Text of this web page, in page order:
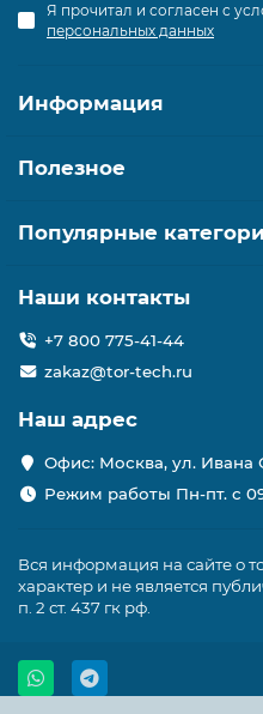
Я прочитал и согласен с
персональных данных
Информация
Полезное
Популярные
Наши контакты
+7 800 775-41-44
zakaz@tor-tech.ru
Наш адрес
Офис: Москва, ул. Ивана
Режим работы Пн-пт. с
Вся информация на сайте о
характер и не является
п. 2 ст. 437 гк рф.